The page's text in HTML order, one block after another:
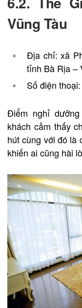
Vũng Tàu
Địa chỉ: xã
tỉnh Bà Rịa –
Số điện
Điểm nghỉ
khách cảm thấy
hút cùng với đó là
khiến ai cũng hài